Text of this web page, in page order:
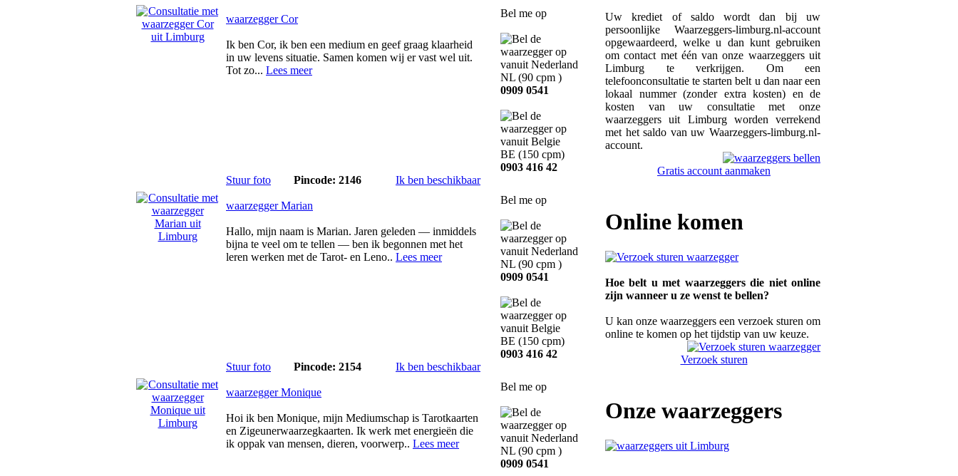
waarzegger Cor
Ik ben Cor, ik ben een medium en geef graag klaarheid
in uw levens situatie. Samen komen wij er vast wel uit.
Tot zo... Lees meer
Bel me op
NL (90 cpm )
0909 0541
BE (150 cpm)
0903 416 42
Stuur foto
Pincode: 2146 Ik ben beschikbaar
waarzegger Marian
Hallo, mijn naam is Marian. Jaren geleden — inmiddels
bijna te veel om te tellen — ben ik begonnen met het
leren werken met de Tarot- en Leno.. Lees meer
Bel me op
NL (90 cpm )
0909 0541
BE (150 cpm)
0903 416 42
Stuur foto
Pincode: 2154 Ik ben beschikbaar
waarzegger Monique
Hoi ik ben Monique, mijn Mediumschap is Tarotkaarten
en Zigeunerwaarzegkaarten. Ik werk met energieën die
ik oppak van mensen, dieren, voorwerp.. Lees meer
Bel me op
NL (90 cpm )
0909 0541
Uw krediet of saldo wordt dan bij uw
persoonlijke Waarzeggers-limburg.nl-account
opgewaardeerd, welke u dan kunt gebruiken
om contact met één van onze waarzeggers uit
Limburg te verkrijgen. Om een
telefoonconsultatie te starten belt u dan naar een
lokaal nummer (zonder extra kosten) en de
kosten van uw consultatie met onze
waarzeggers uit Limburg worden verrekend
met het saldo van uw Waarzeggers-limburg.nl-
account.
Gratis account aanmaken
Online komen
Hoe belt u met waarzeggers die niet online
zijn wanneer u ze wenst te bellen?
U kan onze waarzeggers een verzoek sturen om
online te komen op het tijdstip van uw keuze.
Verzoek sturen
Onze waarzeggers